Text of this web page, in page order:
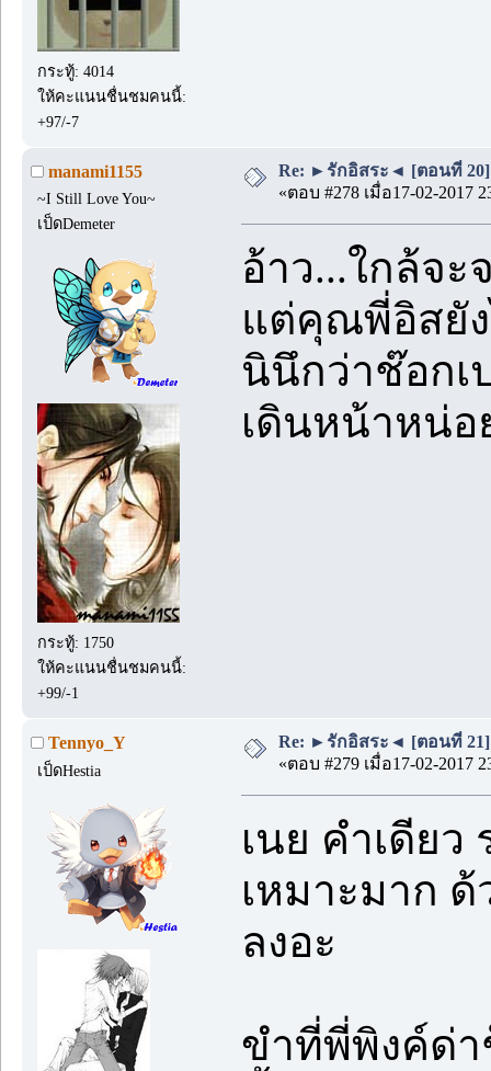
กระทู้: 4014
ให้คะแนนชื่นชมคนนี้:
+97/-7
manami1155
~I Still Love You~
เป็ดDemeter
กระทู้: 1750
ให้คะแนนชื่นชมคนนี้:
+99/-1
Re: ►รักอิสระ◄ [ตอนที่ 20]
«ตอบ #278 เมื่อ17-02-2017
อ้าว...ใกล้จะ
แต่คุณพี่อิสยัง
นินึกว่าช๊อกเ
เดินหน้าหน่อ
Tennyo_Y
เป็ดHestia
Re: ►รักอิสระ◄ [ตอนที่ 21]
«ตอบ #279 เมื่อ17-02-2017
เนย คำเดีย
เหมาะมาก
ลงอะ
ขำที่พี่พิงค์ด่า